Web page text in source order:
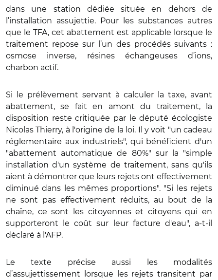
dans une station dédiée située en dehors de
l’installation assujettie. Pour les substances autres
que le TFA, cet abattement est applicable lorsque le
traitement repose sur l’un des procédés suivants :
osmose inverse, résines échangeuses d’ions,
charbon actif.
Si le prélèvement servant à calculer la taxe, avant
abattement, se fait en amont du traitement, la
disposition reste critiquée par le député écologiste
Nicolas Thierry, à l'origine de la loi. Il y voit "un cadeau
réglementaire aux industriels", qui bénéficient d'un
"abattement automatique de 80%" sur la "simple
installation d'un système de traitement, sans qu'ils
aient à démontrer que leurs rejets ont effectivement
diminué dans les mêmes proportions". "Si les rejets
ne sont pas effectivement réduits, au bout de la
chaîne, ce sont les citoyennes et citoyens qui en
supporteront le coût sur leur facture d'eau", a-t-il
déclaré à l'AFP.
Le texte précise aussi les modalités
d’assujettissement lorsque les rejets transitent par